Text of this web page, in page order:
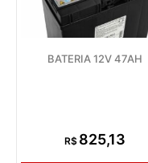
BATERIA 12V 47AH
R$ 825,13